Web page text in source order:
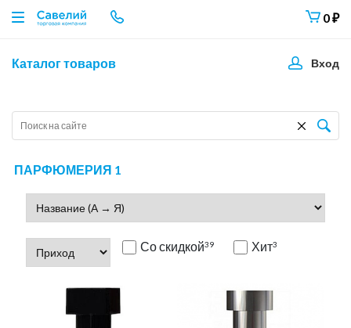
0₽
Каталог товаров Вход
ПАРФЮМЕРИЯ 1
Со скидкой39 Хит3